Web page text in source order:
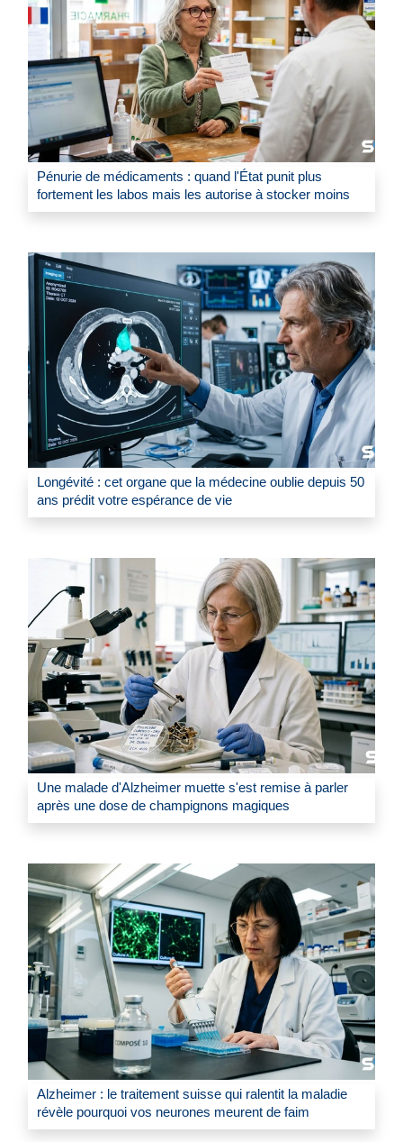
Pénurie de médicaments : quand l'État punit plus
fortement les labos mais les autorise à stocker moins
Longévité : cet organe que la médecine oublie depuis 50
ans prédit votre espérance de vie
Une malade d'Alzheimer muette s'est remise à parler
après une dose de champignons magiques
Alzheimer : le traitement suisse qui ralentit la maladie
révèle pourquoi vos neurones meurent de faim